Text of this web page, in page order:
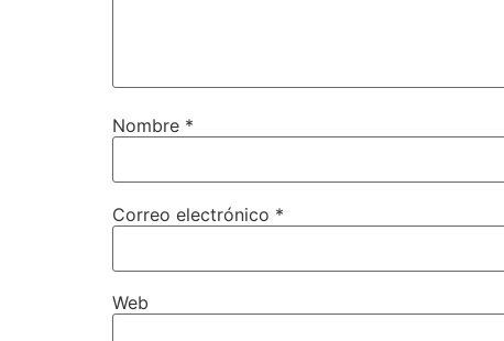
Nombre *
Correo electrónico *
Web